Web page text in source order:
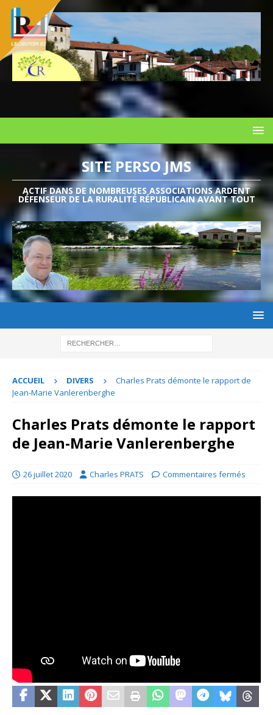
SITE PERSO JMS
ACTIF DANS DE NOMBREUSES ASSOCIATIONS ARDENT
DÉFENSEUR DE LA RURALITÉ RÉPUBLICAIN AVANT TOUT
ACCUEIL DIVERS
Charles Prats démonte le rapport de
Jean-Marie Vanlerenberghe
Charles Prats démonte le rapport
de Jean-Marie Vanlerenberghe
26 juillet 2020 Charles PRATS Commentaires fermés